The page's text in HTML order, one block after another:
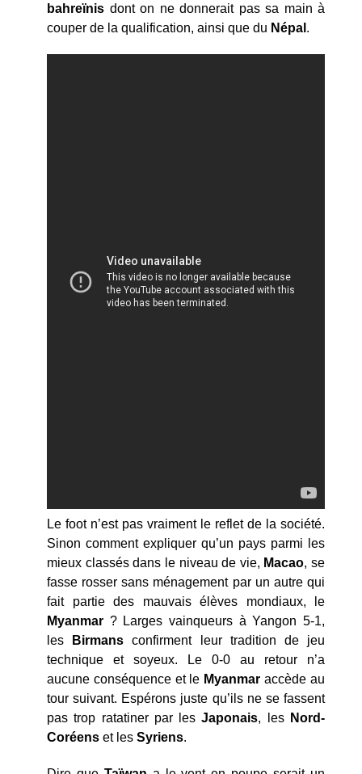
bahreïnis dont on ne donnerait pas sa main à
couper de la qualification, ainsi que du Népal .
Le foot n’est pas vraiment le reflet de la société.
Sinon comment expliquer qu’un pays parmi les
mieux classés dans le niveau de vie, Macao, se
fasse rosser sans ménagement par un autre qui
fait partie des mauvais élèves mondiaux, le
Myanmar ? Larges vainqueurs à Yangon 5-1,
les
Birmans confirment leur tradition de jeu
technique et soyeux. Le 0-0 au retour n’a
aucune conséquence et le Myanmar accède au
tour suivant. Espérons juste qu’ils ne se fassent
pas trop ratatiner par lesJaponais, les Nord-
Coréens et les Syriens.